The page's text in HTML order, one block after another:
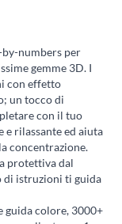
numbers per
gemme 3D. I
con effetto
un tocco di
con il tuo
e rilassante ed aiuta
concentrazione.
protettiva dal
di istruzioni ti guida
guida colore, 3000+